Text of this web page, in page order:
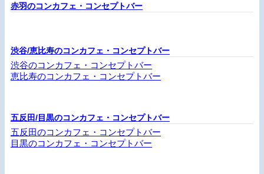
赤羽のコンカフェ・コンセプトバー
渋谷/恵比寿のコンカフェ・コンセプトバー
渋谷のコンカフェ・コンセプトバー
恵比寿のコンカフェ・コンセプトバー
五反田/目黒のコンカフェ・コンセプトバー
五反田のコンカフェ・コンセプトバー
目黒のコンカフェ・コンセプトバー